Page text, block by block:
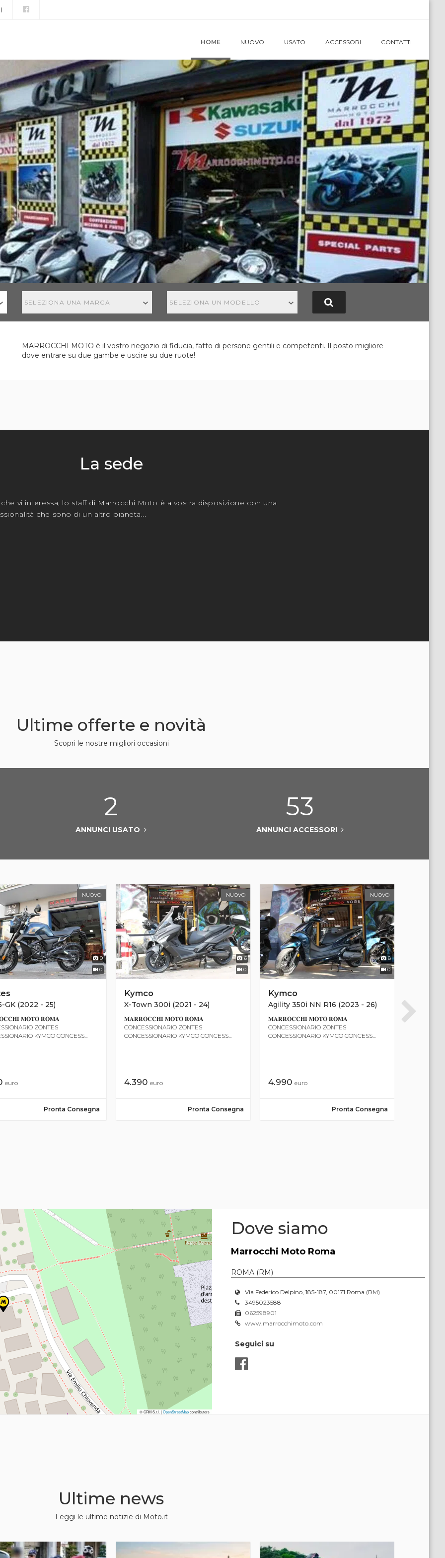
HOME NUOVO USATO ACCESSORI CONTATTI
SELEZIONA UNA MARCA SELEZIONA UN MODELLO
MARROCCHI MOTO è il vostro negozio di fiducia, fatto di persone gentili e competenti. Il posto migliore
dove entrare su due gambe e uscire su due ruote!
La sede
vi interessa, lo staff di Marrocchi Moto è a vostra disposizione con una
che sono di un altro pianeta...
Ultime offerte e novità
Scopri le nostre migliori occasioni
2
ANNUNCI USATO
53
ANNUNCI ACCESSORI
NUOVO
9
0
GK (2022 - 25)
𝐌𝐎𝐓𝐎 𝐑𝐎𝐌𝐀
ZONTES
KYMCO CONCESS...
euro
Pronta Consegna
NUOVO
6
0
Kymco
X-Town 300i (2021 - 24)
𝐌𝐀𝐑𝐑𝐎𝐂𝐂𝐇𝐈 𝐌𝐎𝐓𝐎 𝐑𝐎𝐌𝐀
CONCESSIONARIO ZONTES
CONCESSIONARIO KYMCO CONCESS...
4.390 euro
Pronta Consegna
NUOVO
8
0
Kymco
Agility 350i NN R16 (2023 - 26)
𝐌𝐀𝐑𝐑𝐎𝐂𝐂𝐇𝐈 𝐌𝐎𝐓𝐎 𝐑𝐎𝐌𝐀
CONCESSIONARIO ZONTES
CONCESSIONARIO KYMCO CONCESS...
4.990 euro
Pronta Consegna
Dove siamo
Marrocchi Moto Roma
ROMA (RM)
Via Federico Delpino, 185-187, 00171 Roma (RM)
3495023588
062598901
www.marrocchimoto.com
Seguici su
© CRM S.r.l. |OpenStreetMapcontributors
© CRM S.r.l. |OpenStreetMapcontributors
Ultime news
Leggi le ultime notizie di Moto.it